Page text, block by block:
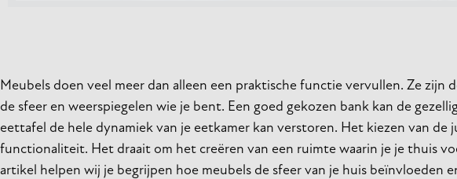
Meubels doen veel meer dan alleen een praktische functie vervullen. Ze zijn
de sfeer en weerspiegelen wie je bent. Een goed gekozen bank kan de
eettafel de hele dynamiek van je eetkamer kan verstoren. Het kiezen van de
functionaliteit. Het draait om het creëren van een ruimte waarin je je thuis
artikel helpen wij je begrijpen hoe meubels de sfeer van je huis beïnvloeden